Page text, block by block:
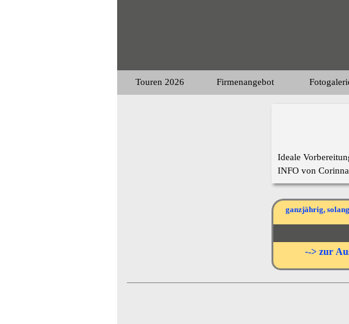
Touren 2026 Firmenangebot
Ideale
INFO von
ganzjährig,
--> zur